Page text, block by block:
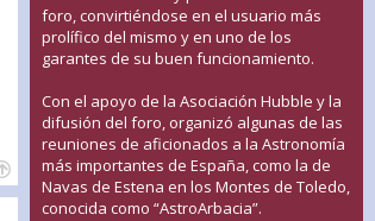
foro, convirtiéndose en el usuario más
prolífico del mismo y en uno de los
garantes de su buen funcionamiento.
Con el apoyo de la Asociación Hubble y la
difusión del foro, organizó algunas de las
reuniones de aficionados a la Astronomía
más importantes de España, como la de
Navas de Estena en los Montes de Toledo,
conocida como “AstroArbacia”.